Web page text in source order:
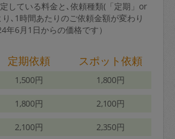
している料金と､依頼種類(「定期」or
り､1時間あたりのご依頼金額が変わり
年6月1日からの価格です）
定期依頼 スポット依頼
1,500円 1,800円
1,800円 2,100円
2,100円 2,350円